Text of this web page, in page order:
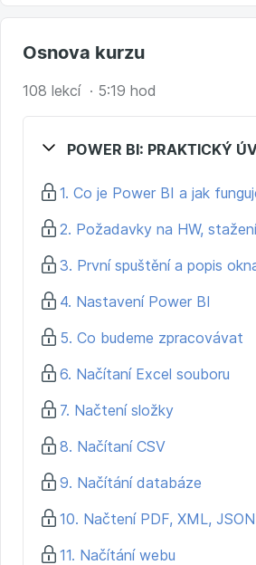
doplňují o výpočty a mezi
Výhodou, je, že vizualizace mají
aktualizovat.
Osnova kurzu
108 lekcí · 5:19 hod
POWER BI: PRAKTICKÝ
1. Co je Power BI a jak
2. Požadavky na HW,
3. První spuštění a popis
4. Nastavení Power BI
5. Co budeme zpracovávat
6. Načítaní Excel souboru
7. Načtení složky
8. Načítaní CSV
9. Načítání databáze
10. Načtení PDF, XML, JSON
11. Načítání webu